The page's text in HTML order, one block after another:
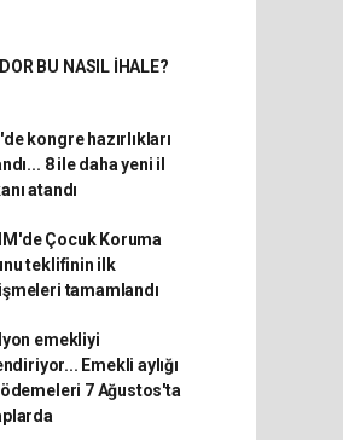
BU NASIL İHALE?
kongre hazırlıkları
8 ile daha yeni il
atandı
Çocuk Koruma
teklifinin ilk
tamamlandı
emekliyi
Emekli aylığı
7 Ağustos'ta